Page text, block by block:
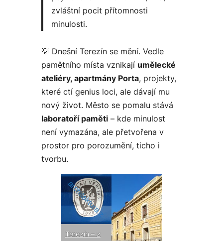
zvláštní pocit přítomnosti
minulosti.
💡 Dnešní Terezín se mění. Vedle
pamětního místa vznikají umělecké
ateliéry, apartmány Porta, projekty,
které ctí genius loci, ale dávají mu
nový život. Město se pomalu stává
laboratoří paměti – kde minulost
není vymazána, ale přetvořena v
prostor pro porozumění, ticho i
tvorbu.
Terezín – z